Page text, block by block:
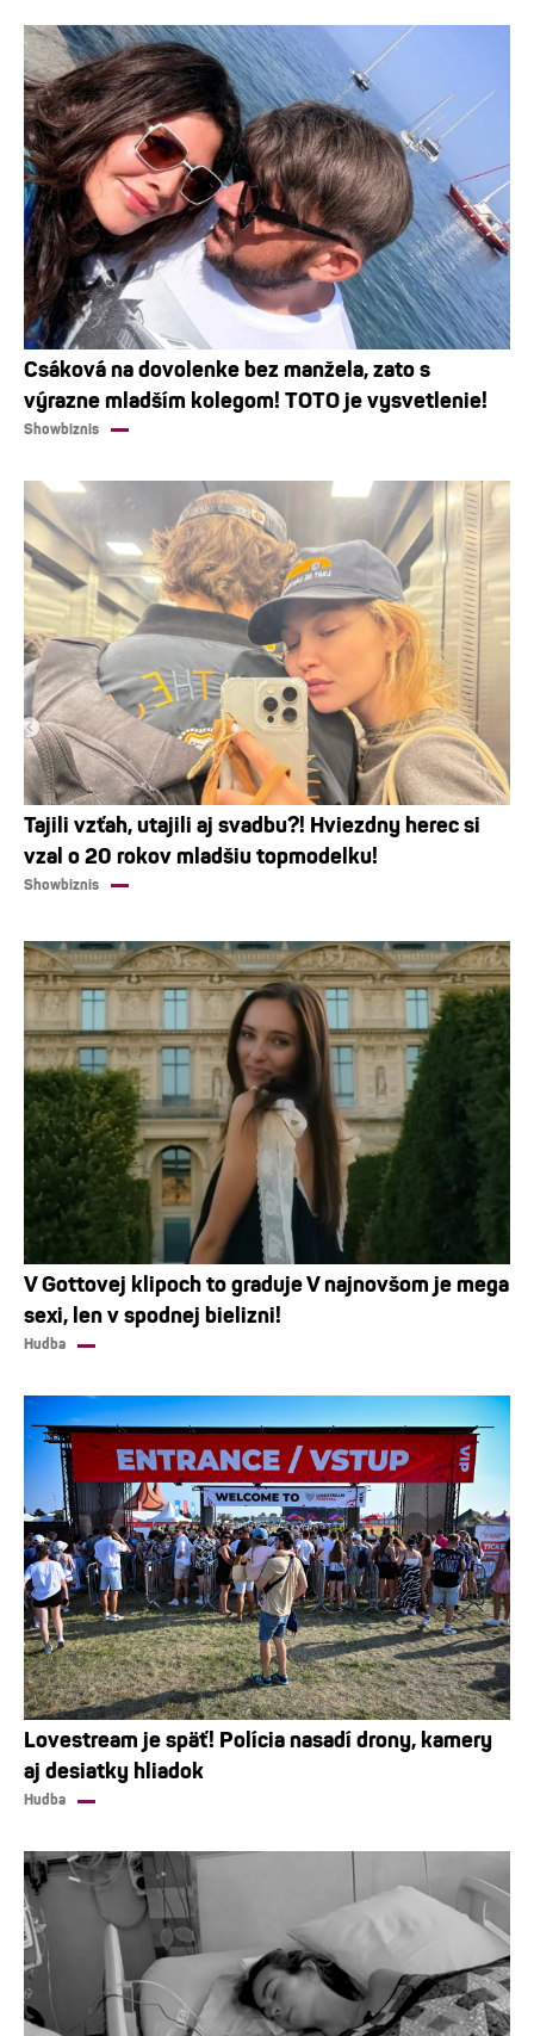
Csáková na dovolenke bez manžela, zato s
výrazne mladším kolegom! TOTO je vysvetlenie!
Showbiznis
Tajili vzťah, utajili aj svadbu?! Hviezdny herec si
vzal o 20 rokov mladšiu topmodelku!
Showbiznis
V Gottovej klipoch to graduje V najnovšom je mega
sexi, len v spodnej bielizni!
Hudba
Lovestream je späť! Polícia nasadí drony, kamery
aj desiatky hliadok
Hudba